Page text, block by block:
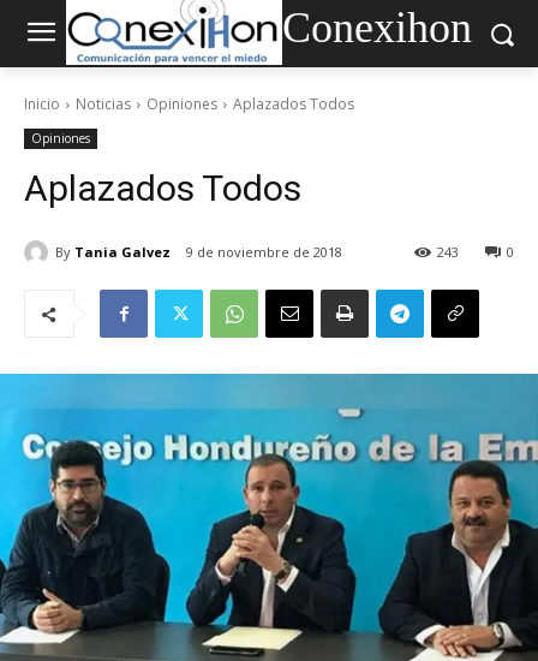
Conexihon
Inicio Noticias Opiniones Aplazados Todos
Opiniones
Aplazados Todos
By Tania Galvez 9 de noviembre de 2018 0
243